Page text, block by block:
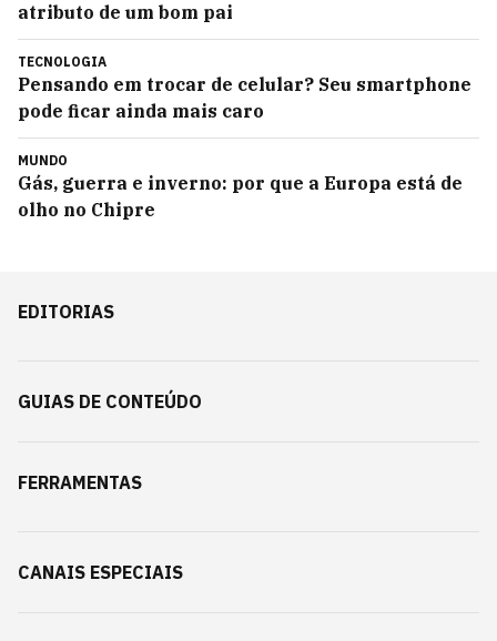
atributo de um bom pai
TECNOLOGIA
Pensando em trocar de celular? Seu smartphone
pode ficar ainda mais caro
MUNDO
Gás, guerra e inverno: por que a Europa está de
olho no Chipre
EDITORIAS
GUIAS DE CONTEÚDO
FERRAMENTAS
CANAIS ESPECIAIS